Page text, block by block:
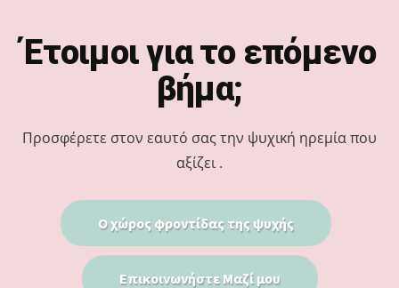
Έτοιμοι για το επόμενο
βήμα;
Προσφέρετε στον εαυτό σας την ψυχική ηρεμία που
αξίζει .
Ο χώρος φροντίδας της ψυχής
Επικοινωνήστε Μαζί μου